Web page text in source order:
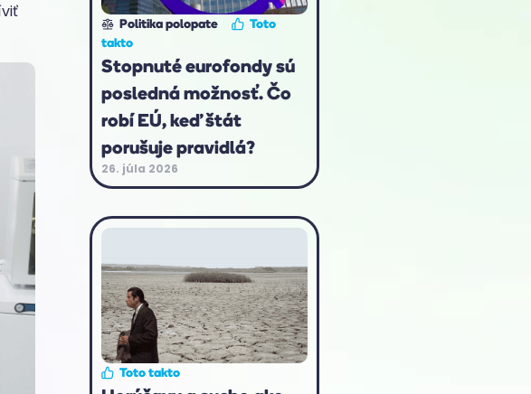
Politika polopate
Toto
takto
Stopnuté eurofondy sú
posledná možnosť. Čo
robí EÚ, keď štát
porušuje pravidlá?
26. júla 2026
Toto takto